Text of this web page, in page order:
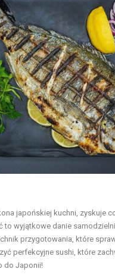
japońskiej kuchni,
to wyjątkowe danie
przygotowania, które
perfekcyjne sushi, które
do Japonii!